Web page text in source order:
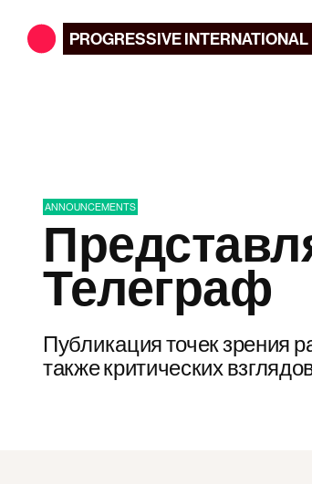
PROGRESSIVEINTERNATIONAL
ANNOUNCEMENTS
Телеграф
Публикация точек зрения
также критических